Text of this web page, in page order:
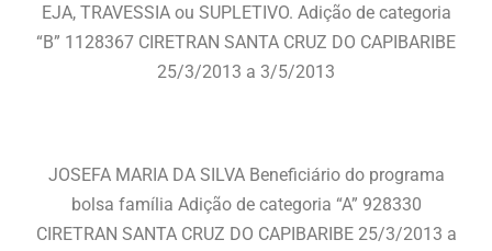
EJA, TRAVESSIA ou SUPLETIVO. Adição de categoria
“B” 1128367 CIRETRAN SANTA CRUZ DO CAPIBARIBE
25/3/2013 a 3/5/2013
JOSEFA MARIA DA SILVA Beneficiário do programa
bolsa família Adição de categoria “A” 928330
CIRETRAN SANTA CRUZ DO CAPIBARIBE 25/3/2013 a